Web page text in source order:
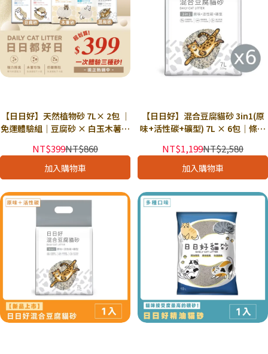
【日日好】天然植物砂 7L× 2包 ｜
免運體驗組｜豆腐砂 × 白玉木薯砂
顆粒 超低粉塵｜可獨立下單
NT$399NT$860
加入購物車
【日日好】混合豆腐貓砂 3in1(原
味+活性碳+礦型) 7L × 6包｜條型
除臭｜獨立下單
NT$1,199NT$2,580
加入購物車